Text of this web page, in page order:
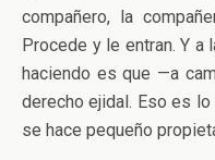
compañero, la
Procede y le entran. Y a
haciendo es que —a
derecho ejidal. Eso es
se hace pequeño